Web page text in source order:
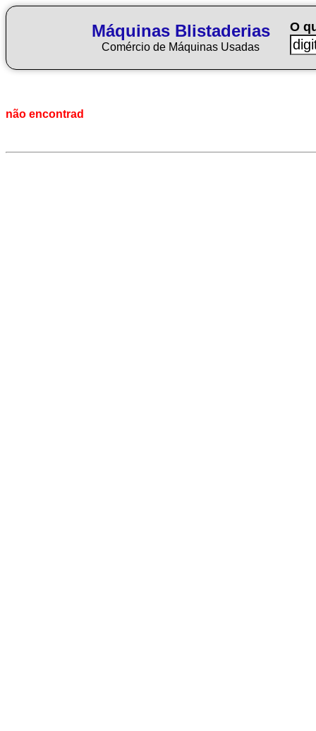
Máquinas Blistaderias
Comércio de Máquinas Usadas
O
não encontrad